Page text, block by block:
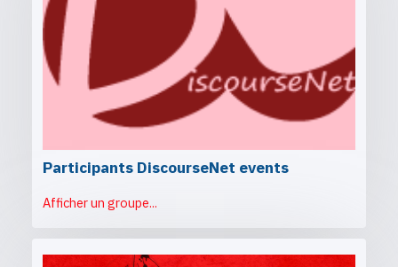
Participants DiscourseNet events
Afficher un groupe...